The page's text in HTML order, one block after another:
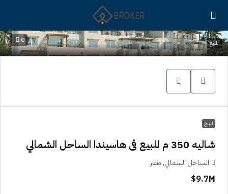
0 للبيع
للبيع
شاليه 350 م للبيع فى هاسيندا الساحل الشمالي
الساحل الشمالي, مصر
9.7M$